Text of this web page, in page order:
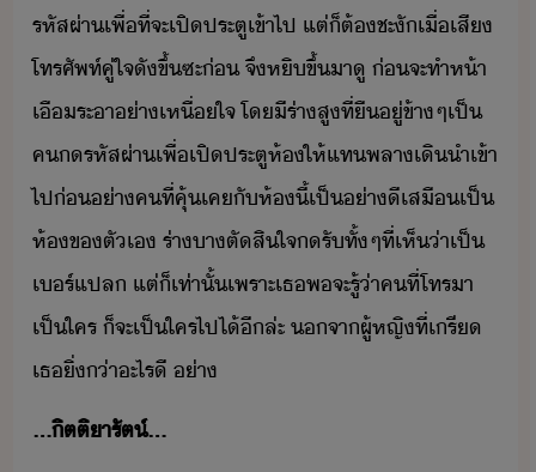
รหัสผ่า​เพื่ที่จะ​เปิ​ประตูเข้า​ไป​ ​แต่​็​ต้​ชะั​เื่​เสี​
โทรศัพท์​คู่ใจ​ั​ขึ้​ซะ​่​ ​จึ​หิ​ขึ้​าู​ ​่​จะ​ทำ​ห้า​
เืระา​่า​เหื่ใจ​ ​โ​ี​ร่า​สู​ที่​ื​ู่​ข้าๆ​เป็​
ค​​รหัสผ่า​เพื่​เปิ​ประตู​ห้​ให้​แท​พลา​เิ​ำเข้า​
ไป​่​่า​คที​่​คุ้เค​ั​ห้​ี้​เป็​่าี​เสื​เป็​
ห้​ข​ตัเ​ ​ร่า​า​ตัสิใจ​​รั​ทั้ๆที่​เห็​่า​เป็​
เร์​แปล​ ​แต่​็​เท่าั้​เพราะ​เธ​พ​จะ​รู้​่า​คที​่​โทรา​
เป็​ใคร​ ​็​จะ​เป็​ใคร​ไป​ไ้​ี​ล่ะ​ ​จา​ผู้หญิ​ที่​เ​รี​​
เธ​ิ่่า​ะไร​ี​ ​่า
...​ิตติา​รัต์​...